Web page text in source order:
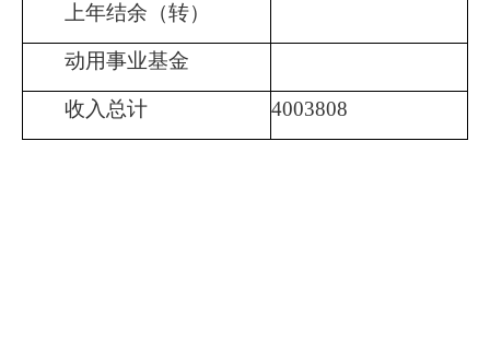
上年结余（转）
动用事业基金
收入总计 4003808